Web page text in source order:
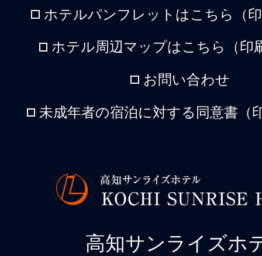
ホテルパンフレットはこちら（
ホテル周辺マップはこちら（印
お問い合わせ
未成年者の宿泊に対する同意書（
高知サンライズホ